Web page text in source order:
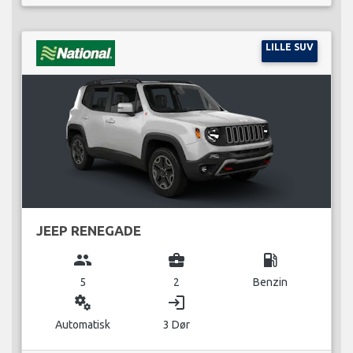
LILLE SUV
JEEP RENEGADE
group
5
business_center
2
local_gas_station
Benzin
miscellaneous_services
Automatisk
login
3 Dør